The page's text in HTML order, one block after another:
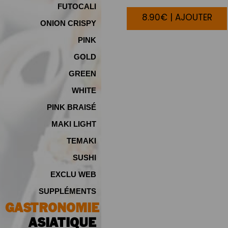
FUTOCALI
ONION CRISPY
PINK
GOLD
GREEN
WHITE
PINK BRAISÉ
MAKI LIGHT
TEMAKI
SUSHI
EXCLU WEB
SUPPLÉMENTS
GASTRONOMIE
ASIATIQUE
8.90€ | AJOUTER